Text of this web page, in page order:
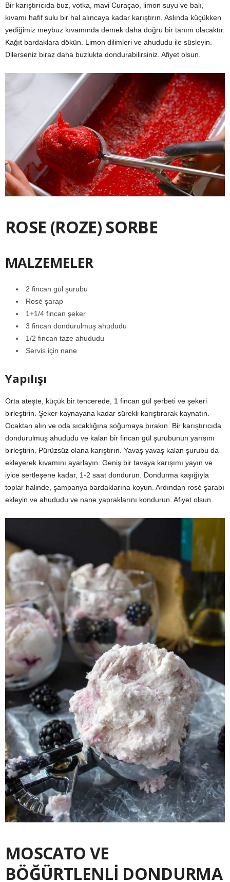
Bir karıştırıcıda buz, votka, mavi Curaçao, limon suyu ve balı,
kıvamı hafif sulu bir hal alıncaya kadar karıştırın. Aslında küçükken
yediğimiz meybuz kıvamında demek daha doğru bir tanım olacaktır.
Kağıt bardaklara dökün. Limon dilimleri ve ahududu ile süsleyin.
Dilerseniz biraz daha buzlukta dondurabilirsiniz. Afiyet olsun.
ROSE (ROZE) SORBE
MALZEMELER
2 fincan gül şurubu
Rosé şarap
1+1/4 fincan şeker
3 fincan dondurulmuş ahududu
1/2 fincan taze ahududu
Servis için nane
Yapılışı
Orta ateşte, küçük bir tencerede, 1 fincan gül şerbeti ve şekeri
birleştirin. Şeker kaynayana kadar sürekli karıştırarak kaynatın.
Ocaktan alın ve oda sıcaklığına soğumaya bırakın. Bir karıştırıcıda
dondurulmuş ahududu ve kalan bir fincan gül şurubunun yarısını
birleştirin. Pürüzsüz olana karıştırın. Yavaş yavaş kalan şurubu da
ekleyerek kıvamını ayarlayın. Geniş bir tavaya karışımı yayın ve
iyice sertleşene kadar, 1-2 saat dondurun. Dondurma kaşığıyla
toplar halinde, şampanya bardaklarına koyun. Ardından rosé şarabı
ekleyin ve ahududu ve nane yapraklarını kondurun. Afiyet olsun.
MOSCATO VE
BÖĞÜRTLENLİ DONDURMA